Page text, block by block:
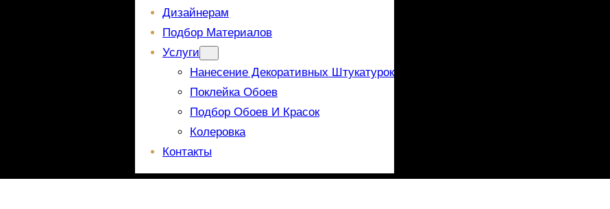
Дизайнерам
Подбор Материалов
Услуги
Нанесение Декоративных Штукатурок
Поклейка Обоев
Подбор Обоев И Красок
Колеровка
Контакты